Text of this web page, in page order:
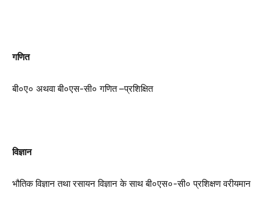
गणित
बी०ए० अथवा बी०एस-सी० गणित –प्रशिक्षित
विज्ञान
भौतिक विज्ञान तथा रसायन विज्ञान के साथ बी०एस०-सी० प्रशिक्षण वरीयमान